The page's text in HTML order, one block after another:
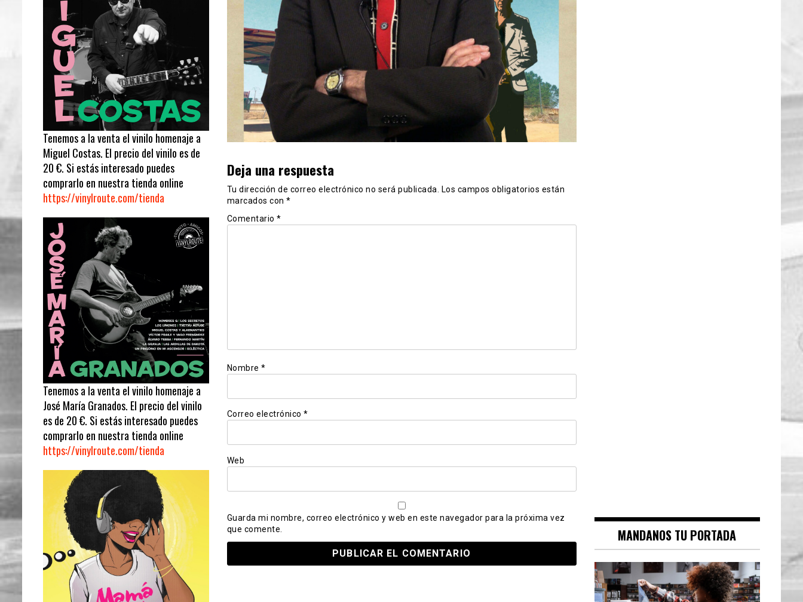
Deja una respuesta
Tu dirección de correo electrónico no será publicada.
Los campos obligatorios están
marcados con *
Comentario *
Nombre *
Correo electrónico *
Web
Guarda mi nombre, correo electrónico y web en este navegador para la próxima vez
que comente.
Tenemos a la venta el vinilo homenaje a
Miguel Costas. El precio del vinilo es de
20 €. Si estás interesado puedes
comprarlo en nuestra tienda online
https://vinylroute.com/tienda
Tenemos a la venta el vinilo homenaje a
José María Granados. El precio del vinilo
es de 20 €. Si estás interesado puedes
comprarlo en nuestra tienda online
https://vinylroute.com/tienda
MANDANOS TU PORTADA